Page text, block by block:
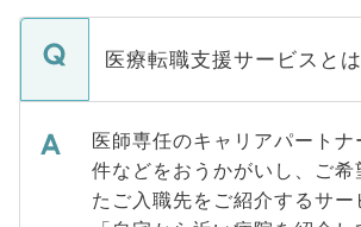
医療転職支援サービスとは
医師専任のキャリアパートナ
件などをおうかがいし、ご希
たご入職先をご紹介するサー